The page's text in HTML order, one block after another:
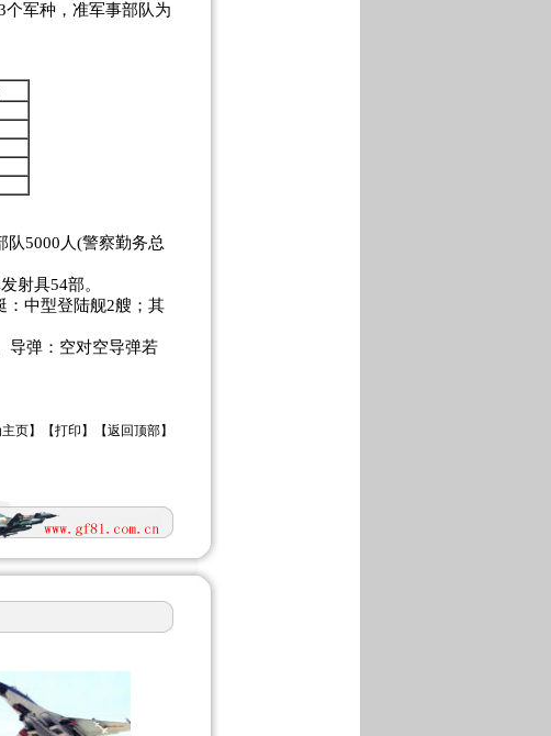
军种，准军事部队为
队5000人(警察勤务总
射具54部。
：中型登陆舰2艘；其
导弹：空对空导弹若
页】【打印 】【返回顶部】